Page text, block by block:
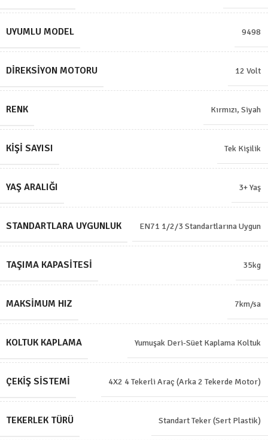
UYUMLU MODEL 9498
DIREKSIYON MOTORU 12 Volt
RENK Kırmızı, Siyah
KIŞI SAYISI Tek Kişilik
YAŞ ARALIĞI 3+ Yaş
STANDARTLARA UYGUNLUK EN71 1/2/3 Standartlarına Uygun
TAŞIMA KAPASITESI 35kg
MAKSIMUM HIZ 7km/sa
KOLTUK KAPLAMA Yumuşak Deri-Süet Kaplama Koltuk
ÇEKIŞ SISTEMI 4X2 4 Tekerli Araç (Arka 2 Tekerde Motor)
TEKERLEK TÜRÜ Standart Teker (Sert Plastik)